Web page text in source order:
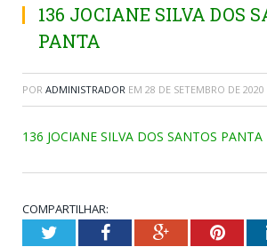
136 JOCIANE SILVA DOS
PANTA
POR ADMINISTRADOR EM 28 DE SETEMBRO DE 2020
136 JOCIANE SILVA DOS SANTOS PANTA
COMPARTILHAR:
TwitterFacebookGoogle+